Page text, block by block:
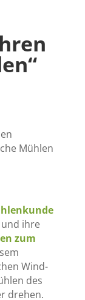
Mühlen
ihre
zum
Wind-
des
drehen.